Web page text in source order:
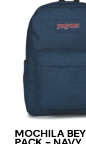
MOCHILA